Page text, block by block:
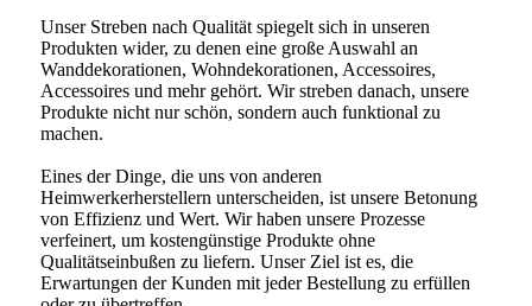
Unser Streben nach Qualität spiegelt sich in unseren
Produkten wider, zu denen eine große Auswahl an
Wanddekorationen, Wohndekorationen, Accessoires,
Accessoires und mehr gehört. Wir streben danach, unsere
Produkte nicht nur schön, sondern auch funktional zu
machen.
Eines der Dinge, die uns von anderen
Heimwerkerherstellern unterscheiden, ist unsere Betonung
von Effizienz und Wert. Wir haben unsere Prozesse
verfeinert, um kostengünstige Produkte ohne
Qualitätseinbußen zu liefern. Unser Ziel ist es, die
Erwartungen der Kunden mit jeder Bestellung zu erfüllen